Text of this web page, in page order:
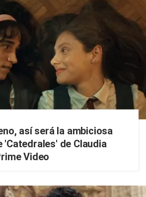
así será la ambiciosa
'Catedrales' de Claudia
Video